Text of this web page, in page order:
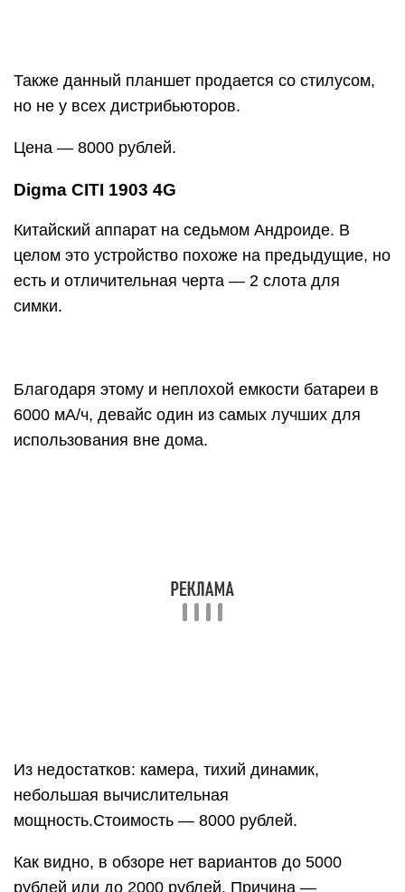
Благодаря этому и неплохой емкости батареи в
использования вне дома.
рублей или до 2000 рублей. Причина —
аппараты с такой ценой крайне некачественные
Как правильно выбрать
бюджетный планшет?
Вот основные критерии, на которые следует